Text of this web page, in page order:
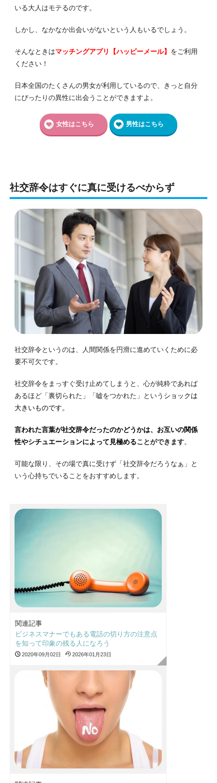
いる大人はモテるのです。
しかし、なかなか出会いがないという人もいるでしょう。
そんなときはマッチングアプリ【ハッピーメール】 をご利用
ください！
日本全国のたくさんの男女が利用しているので、きっと自分
にぴったりの異性に出会うことができますよ。
女性はこちら 男性はこちら
社交辞令はすぐに真に受けるべからず
社交辞令というのは、人間関係を円滑に進めていくために必
要不可欠です。
社交辞令をまっすぐ受け止めてしまうと、心が純粋であれば
あるほど「裏切られた」「嘘をつかれた」という ショックは
大きいものです。
言われた言葉が社交辞令だったのかどうかは、お互いの関係
性やシチュエーションによって見極めることができます。
可能な限り、その場で真に受けず「社交辞令だろうなぁ」と
いう心持ちでいることをおすすめします。
関連記事
ビジネスマナーでもある電話の切り方の注意点
を知って印象の残る人になろう
2020年09月02日 2026年01月23日